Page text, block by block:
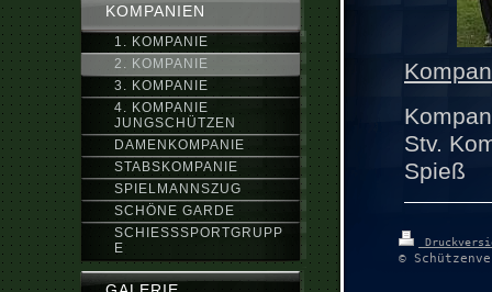
Stv.
©
KOMPANIEN
1. KOMPANIE
2. KOMPANIE
3. KOMPANIE
4. KOMPANIE
JUNGSCHÜTZEN
DAMENKOMPANIE
STABSKOMPANIE
SPIELMANNSZUG
SCHÖNE GARDE
SCHIESSSPORTGRUPPE